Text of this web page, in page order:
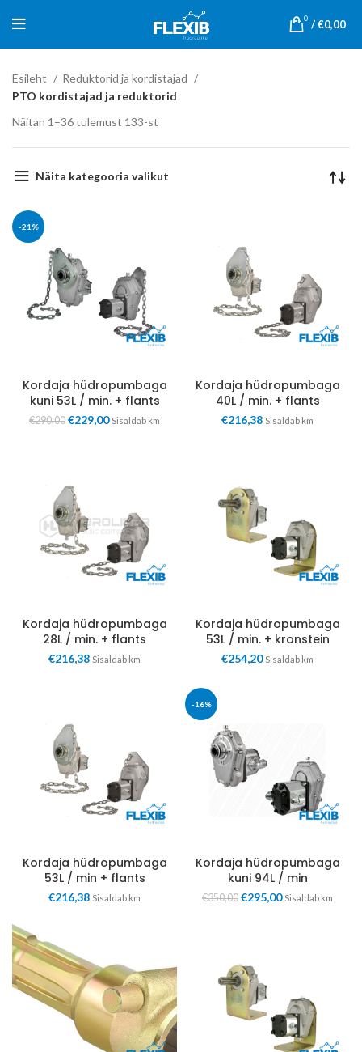
0 /€0,00
Esileht
Reduktorid ja kordistajad
PTO kordistajad ja reduktorid
Näitan 1–36 tulemust 133-st
Näita kategooria valikut
-21%
Kordaja hüdropumbaga
kuni 53L / min. + flants
€290,00 €229,00 Sisaldab km
Kordaja hüdropumbaga
40L / min. + flants
€216,38 Sisaldab km
Kordaja hüdropumbaga
28L / min. + flants
€216,38 Sisaldab km
Kordaja hüdropumbaga
53L / min. + kronstein
€254,20 Sisaldab km
Kordaja hüdropumbaga
53L / min + flants
€216,38 Sisaldab km
-16%
Kordaja hüdropumbaga
kuni 94L / min
€350,00 €295,00 Sisaldab km